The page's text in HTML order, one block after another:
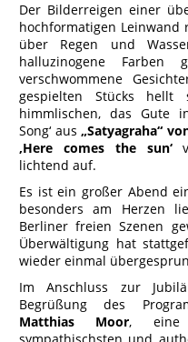
Der Bilderreigen einer
hochformatigen Leinwand
über Regen und
halluzinogene Farben
verschwommene
gespielten Stücks
himmlischen, das Gute
Song‘ aus „Satyagraha“
‚Here comes the sun‘
lichtend auf.
Es ist ein großer Abend
besonders am Herzen
Berliner freien Szenen
Überwältigung hat
wieder einmal
Im Anschluss zur
Begrüßung des
Matthias Moor, eine